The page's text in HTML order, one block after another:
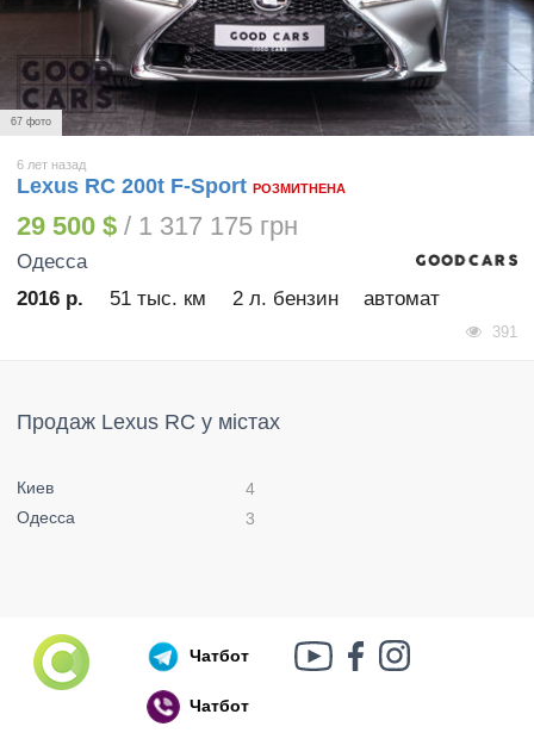
67 фото
6 лет назад
Lexus RC 200t F-Sport РОЗМИТНЕНА
29 500 $ / 1 317 175 грн
Одесса
2016 р.
51 тыс. км 2 л. бензин автомат
391
Продаж Lexus RC у містах
Киев
4
Одесса
3
Чатбот
Чатбот